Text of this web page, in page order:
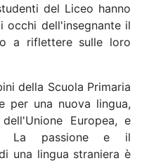
del Liceo hanno
dell'insegnante il
a riflettere sulle loro
della Scuola Primaria
per una nuova lingua,
Europea, e
La passione e il
una lingua straniera è